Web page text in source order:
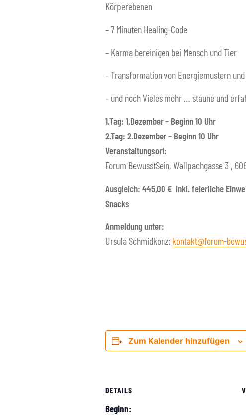
Körperebenen
– 7 Minuten Healing-Code
– Karma bereinigen bei Mensch und Tier
– Transformation von Energiemustern
– und noch Vieles mehr … staune und
1.Tag: 1.Dezember – Beginn 10 Uhr
2.Tag: 2.Dezember – Beginn 10 Uhr
Veranstaltungsort:
Forum BewusstSein, Wallpachgasse 3 ,
Ausgleich: 445,00 € inkl. feierliche
Snacks
Anmeldung unter:
Ursula Schmidkonz: kontakt@forum-
Zum Kalender hinzufügen
DETAILS
Beginn: